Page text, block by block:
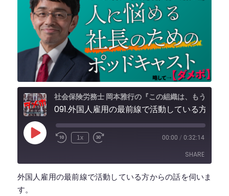
Play
Episode
1x 00:00 / 0:32:14
SHARE
外国人雇用の最前線で活動している方からの話を伺いま
す。